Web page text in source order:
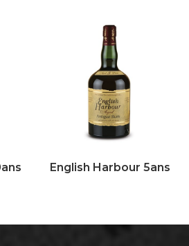
English Harbour 5ans